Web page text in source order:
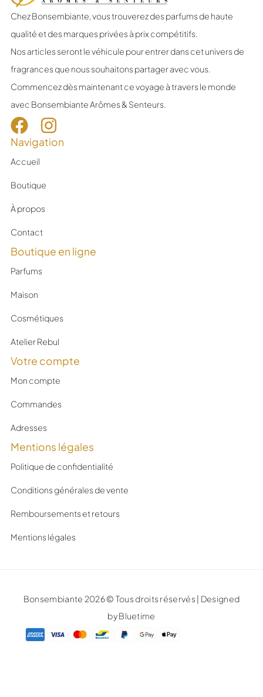
Chez Bonsembiante, vous trouverez des parfums de haute
qualité et des marques privées à prix compétitifs.
Nos articles seront le véhicule pour entrer dans cet univers de
fragrances que nous souhaitons partager avec vous.
Commencez dès maintenant ce voyage à travers le monde
avec Bonsembiante Arômes & Senteurs.
Navigation
Accueil
Boutique
À propos
Contact
Boutique en ligne
Parfums
Maison
Cosmétiques
Atelier Rebul
Votre compte
Mon compte
Commandes
Adresses
Mentions légales
Politique de confidentialité
Conditions générales de vente
Remboursements et retours
Mentions légales
Bonsembiante 2026 © Tous droits réservés | Designed
by Bluetime